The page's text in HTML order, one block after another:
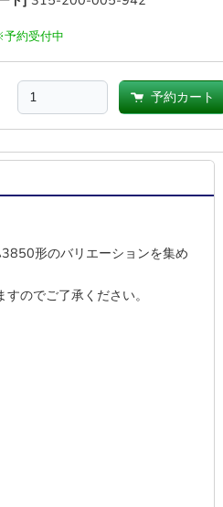
約受付中
予約カート
形のバリエーションを集め
のでご了承ください。